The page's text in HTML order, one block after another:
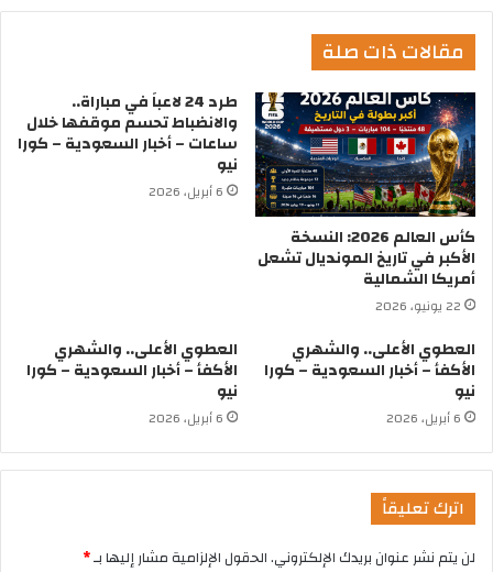
مقالات ذات صلة
كأس العالم 2026: النسخة
الأكبر في تاريخ المونديال تشعل
أمريكا الشمالية
22 يونيو، 2026
طرد 24 لاعباً في مباراة..
والانضباط تحسم موقفها خلال
ساعات – أخبار السعودية – كورا
نيو
6 أبريل، 2026
العطوي الأعلى.. والشهري
الأكفأ – أخبار السعودية – كورا
نيو
6 أبريل، 2026
العطوي الأعلى.. والشهري
الأكفأ – أخبار السعودية – كورا
نيو
6 أبريل، 2026
اترك تعليقاً
لن يتم نشر عنوان بريدك الإلكتروني.الحقول الإلزامية مشار إليها بـ*